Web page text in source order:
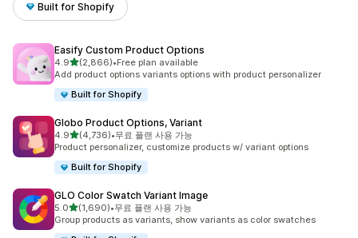
Built for Shopify
Easify Custom Product Options
4.9별 5개 중
(2,866)
총 리뷰 2866개
•Free plan available
Add product options variants options with product personalizer
Built for Shopify
Globo Product Options, Variant
4.9별 5개 중
(4,736)
총 리뷰 4736개
•무료 플랜 사용 가능
Product personalizer, customize products w/ variant options
Built for Shopify
GLO Color Swatch Variant Image
5.0별 5개 중
(1,690)
총 리뷰 1690개
•무료 플랜 사용 가능
Group products as variants, show variants as color swatches